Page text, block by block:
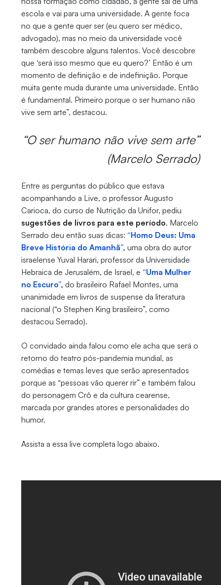
escola e vai para uma universidade. A gente foca
no que a gente quer ser (eu quero ser médico,
advogado), mas no meio da universidade você
também descobre alguns talentos. Você descobre
que ‘será isso mesmo que eu quero?’ Então é um
momento de definição e de indefinição. Porque
muita gente muda durante uma universidade. Então
é fundamental. Primeiro porque o ser humano não
vive sem arte”, destacou.
“O ser humano não vive sem arte”
(Marcelo Serrado)
Entre as perguntas do público que estava
acompanhando a Live, o professor Augusto
Carioca, do curso de Nutrição da Unifor, pediu
sugestões de livros para este período. Marcelo
Serrado deu então suas dicas: “Homo Deus: Uma
Breve História do Amanhã”, uma obra do autor
israelense Yuval Harari, professor da Universidade
Hebraica de Jerusalém, de Israel, e “Uma Mulher
no Escuro”, do brasileiro Rafael Montes, uma
unanimidade em livros de suspense da literatura
nacional (“o Stephen King brasileiro”, como
destacou Serrado).
O convidado ainda falou como ele acha que será o
retorno do teatro pós-pandemia mundial, as
comédias e temas leves que serão apresentados
porque as “pessoas vão querer rir” e também falou
do personagem Crô e da cultura cearense,
marcada por grandes atores e personalidades do
humor.
Assista a essa live completa logo abaixo.